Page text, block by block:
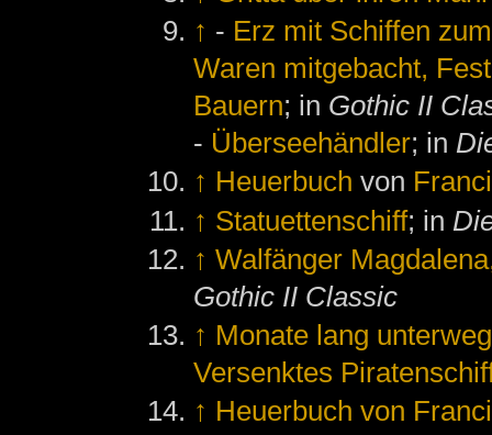
↑ - Erz mit Schiffen
Waren mitgebacht,
Bauern; in Gothic II
- Überseehändler; in
↑ Heuerbuch von
↑ Statuettenschiff; in
↑ Walfänger
Gothic II Classic
↑ Monate lang
Versenktes
↑ Heuerbuch von